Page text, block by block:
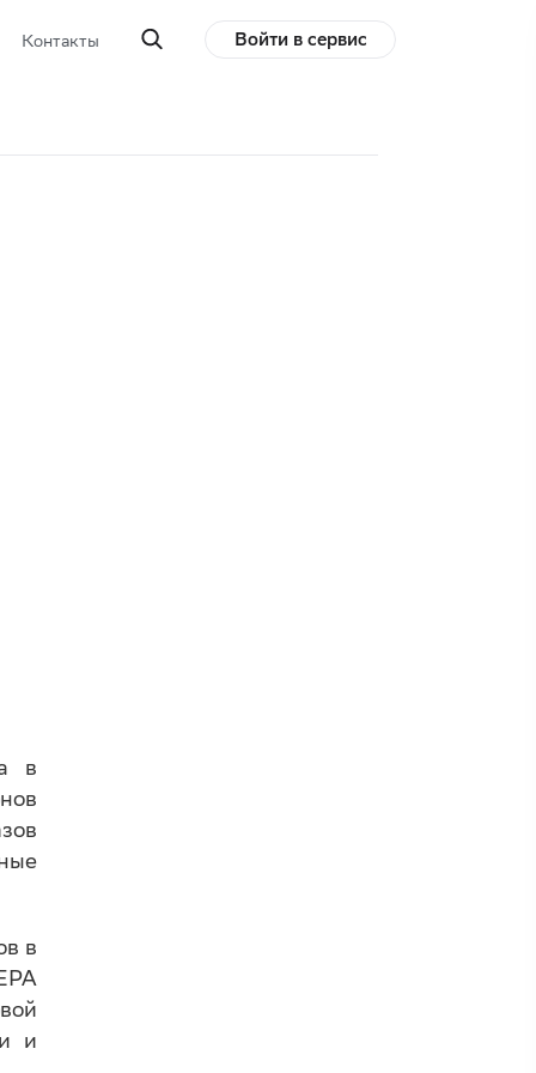
Контакты Войти в сервис
в
в
и